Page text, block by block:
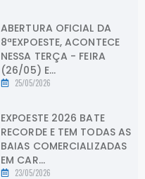
ABERTURA OFICIAL DA
8ªEXPOESTE, ACONTECE
NESSA TERÇA - FEIRA
(26/05) E...
25/05/2026
EXPOESTE 2026 BATE
RECORDE E TEM TODAS AS
BAIAS COMERCIALIZADAS
EM CAR...
23/05/2026